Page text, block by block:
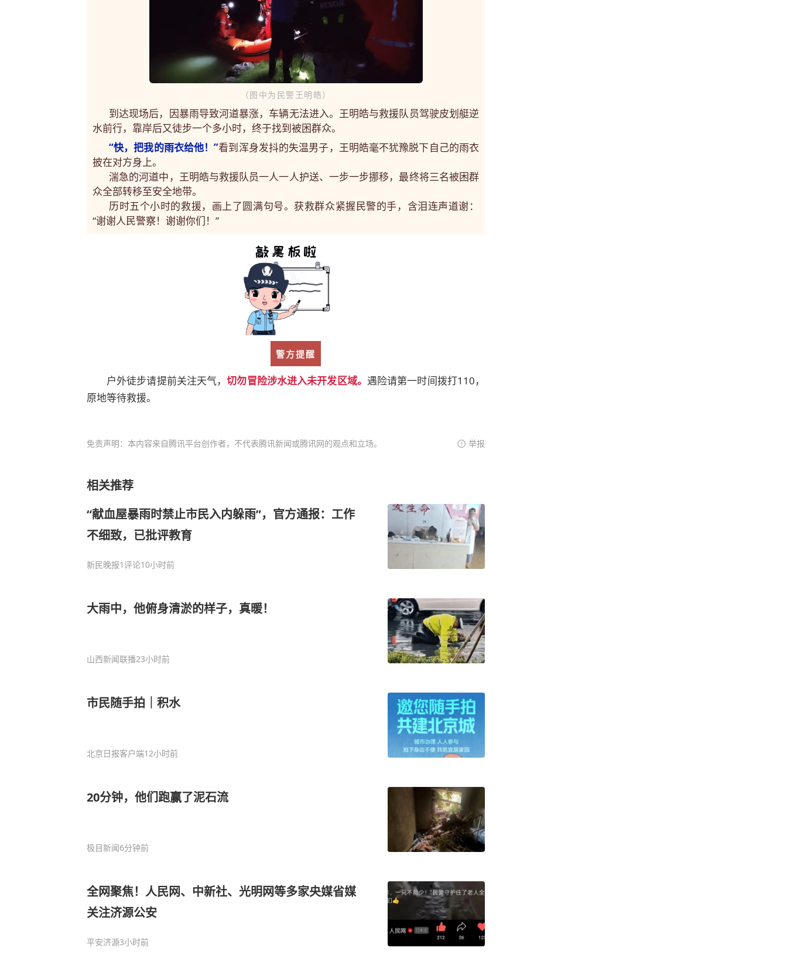
（图中为民警王明皓）
到达现场后，因暴雨导致河道暴涨，车辆无法进入。王明皓与救援队员驾驶皮划艇逆
水前行，靠岸后又徒步一个多小时，终于找到被困群众。
“快，把我的雨衣给他！”看到浑身发抖的失温男子，王明皓毫不犹豫脱下自己的雨衣
披在对方身上。
湍急的河道中，王明皓与救援队员一人一人护送、一步一步挪移，最终将三名被困群
众全部转移至安全地带。
历时五个小时的救援，画上了圆满句号。获救群众紧握民警的手，含泪连声道谢：
“谢谢人民警察！谢谢你们！”
警方提醒
户外徒步请提前关注天气，切勿冒险涉水进入未开发区域。 遇险请第一时间拨打110，
原地等待救援。
免责声明：本内容来自腾讯平台创作者，不代表腾讯新闻或腾讯网的观点和立场。 举报
相关推荐
“献血屋暴雨时禁止市民入内躲雨”，官方通报：工作
不细致，已批评教育
新民晚报1评论10小时前
大雨中，他俯身清淤的样子，真暖！
山西新闻联播23小时前
市民随手拍｜积水
北京日报客户端12小时前
20分钟，他们跑赢了泥石流
极目新闻6分钟前
全网聚焦！人民网、中新社、光明网等多家央媒省媒
关注济源公安
平安济源3小时前